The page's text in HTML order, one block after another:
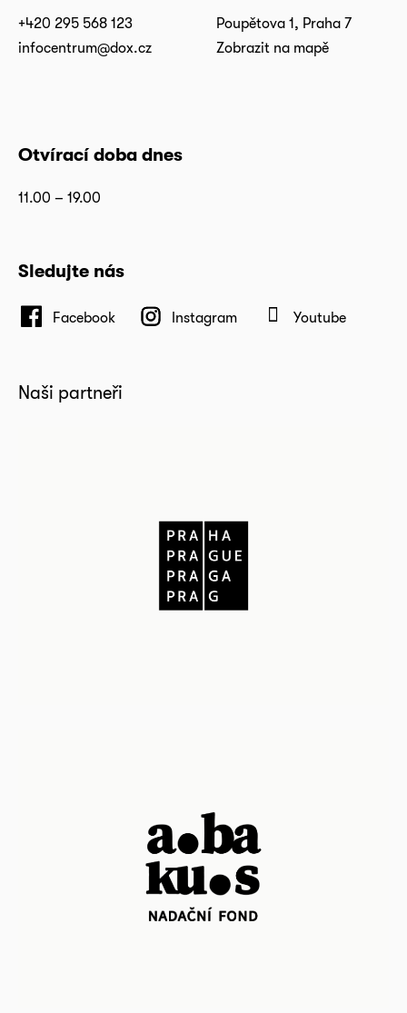
+420 295 568 123
infocentrum@dox.cz
Poupětova 1, Praha 7
Zobrazit na mapě
Otvírací doba dnes
11.00 – 19.00
Sledujte nás
Facebook Instagram Youtube
Naši partneři